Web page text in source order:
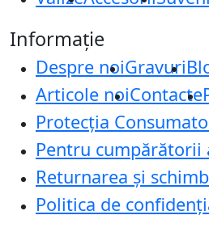
Informație
Despre noiGravuri
Articole noiContacte
Protecţia
Pentru cumpărătorii
Returnarea și
Politica de